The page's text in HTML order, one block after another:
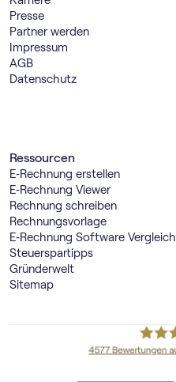
Presse
Partner werden
Impressum
AGB
Datenschutz
Ressourcen
E‑Rechnung erstellen
E‑Rechnung Viewer
Rechnung schreiben
Rechnungsvorlage
E‑Rechnung Software Vergleich
Steuerspartipps
Gründerwelt
Sitemap